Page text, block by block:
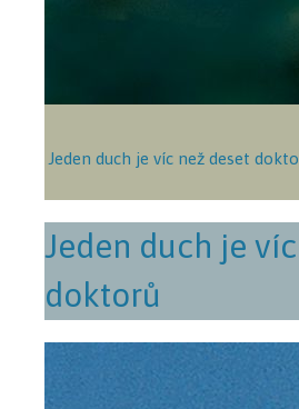
Jeden duch je víc než deset
Jeden duch je
doktorů